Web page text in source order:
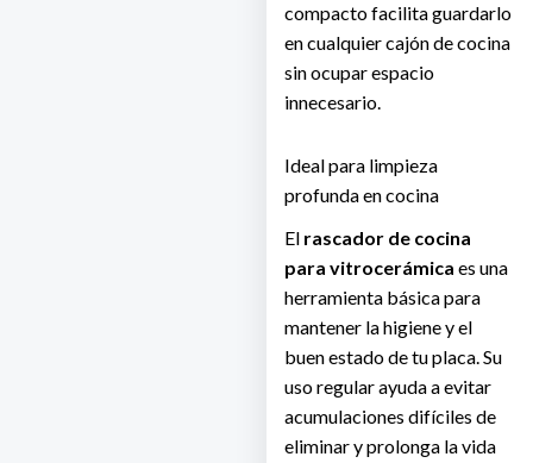
compacto facilita guardarlo
en cualquier cajón de cocina
sin ocupar espacio
innecesario.
Ideal para limpieza
profunda en cocina
El rascador de cocina
para vitrocerámica es una
herramienta básica para
mantener la higiene y el
buen estado de tu placa. Su
uso regular ayuda a evitar
acumulaciones difíciles de
eliminar y prolonga la vida